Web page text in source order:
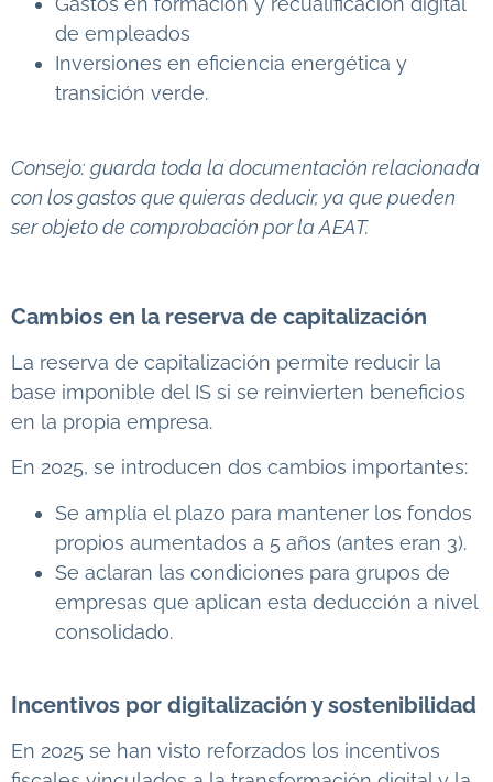
de empleados
Inversiones en eficiencia energética y
transición verde.
Consejo: guarda toda la documentación relacionada
con los gastos que quieras deducir, ya que pueden
ser objeto de comprobación por la AEAT.
Cambios en la reserva de capitalización
La reserva de capitalización permite reducir la
base imponible del IS si se reinvierten beneficios
en la propia empresa.
En 2025, se introducen dos cambios importantes:
Se amplía el plazo para mantener los fondos
propios aumentados a 5 años (antes eran 3).
Se aclaran las condiciones para grupos de
empresas que aplican esta deducción a nivel
consolidado.
Incentivos por digitalización y sostenibilidad
En 2025 se han visto reforzados los incentivos